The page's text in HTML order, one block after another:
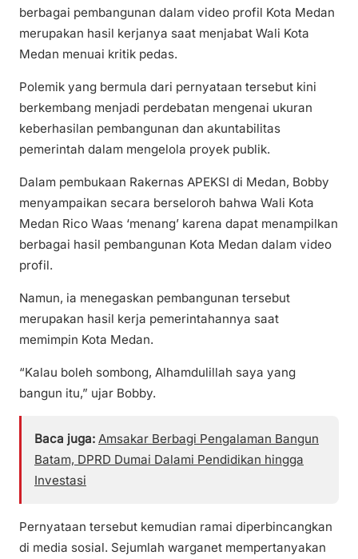
berbagai pembangunan dalam video profil Kota Medan
merupakan hasil kerjanya saat menjabat Wali Kota
Medan menuai kritik pedas.
Polemik yang bermula dari pernyataan tersebut kini
berkembang menjadi perdebatan mengenai ukuran
keberhasilan pembangunan dan akuntabilitas
pemerintah dalam mengelola proyek publik.
Dalam pembukaan Rakernas APEKSI di Medan, Bobby
menyampaikan secara berseloroh bahwa Wali Kota
Medan Rico Waas ‘menang’ karena dapat menampilkan
berbagai hasil pembangunan Kota Medan dalam video
profil.
Namun, ia menegaskan pembangunan tersebut
merupakan hasil kerja pemerintahannya saat
memimpin Kota Medan.
“Kalau boleh sombong, Alhamdulillah saya yang
bangun itu,” ujar Bobby.
Baca juga: Amsakar Berbagi Pengalaman Bangun
Batam, DPRD Dumai Dalami Pendidikan hingga
Investasi
Pernyataan tersebut kemudian ramai diperbincangkan
di media sosial. Sejumlah warganet mempertanyakan